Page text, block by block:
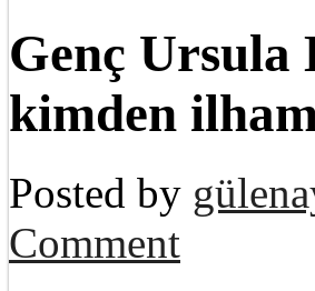
Genç Ursula
kimden
Posted by
Comment